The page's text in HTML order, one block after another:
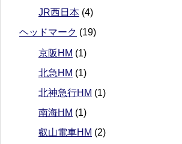
JR西日本 (4)
ヘッドマーク (19)
京阪HM (1)
北急HM (1)
北神急行HM (1)
南海HM (1)
叡山電車HM (2)